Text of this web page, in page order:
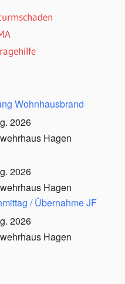
Wohnhausbrand
2026
Hagen
2026
Hagen
/ Übernahme JF
2026
Hagen